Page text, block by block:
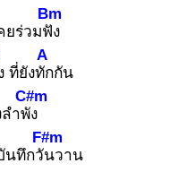
ร่วมฟัง
Bm
ที่ยังทัก
A
กัน
ลำพัง
C#m
นทึกวัน
F#m
วาน